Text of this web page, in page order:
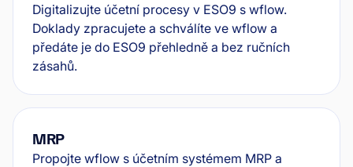
Digitalizujte účetní procesy v ESO9 s wflow.
Doklady zpracujete a schválíte ve wflow a
předáte je do ESO9 přehledně a bez ručních
zásahů.
MRP
Propojte wflow s účetním systémem MRP a